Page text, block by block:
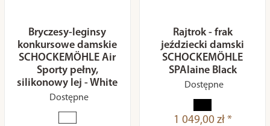
Bryczesy-leginsy
konkursowe damskie
SCHOCKEMÖHLE Air
Sporty pełny,
silikonowy lej - White
Dostępne
Rajtrok - frak
jeździecki damski
SCHOCKEMÖHLE
SPAlaine Black
Dostępne
1 049,00 zł *